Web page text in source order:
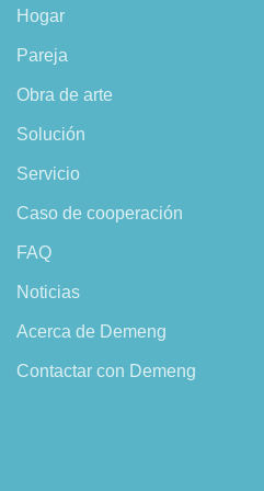
Hogar
Pareja
Obra de arte
Solución
Servicio
Caso de cooperación
FAQ
Noticias
Acerca de Demeng
Contactar con Demeng